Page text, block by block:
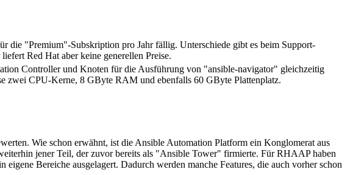
"Premium"-Subskription pro Jahr fällig. Unterschiede gibt es beim Support-
Red Hat aber keine generellen Preise.
Controller und Knoten für die Ausführung von "ansible-navigator" gleichzeitig
zwei CPU-Kerne, 8 GByte RAM und ebenfalls 60 GByte Plattenplatz.
Wie schon erwähnt, ist die Ansible Automation Platform ein Konglomerat aus
jener Teil, der zuvor bereits als "Ansible Tower" firmierte. Für RHAAP haben
Bereiche ausgelagert. Dadurch werden manche Features, die auch vorher schon